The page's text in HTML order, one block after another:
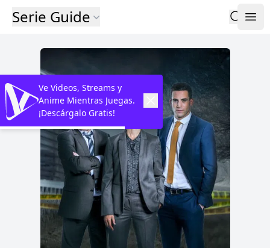
Serie Guide
Ve Videos, Streams y
Anime Mientras Juegas.
¡Descárgalo Gratis!